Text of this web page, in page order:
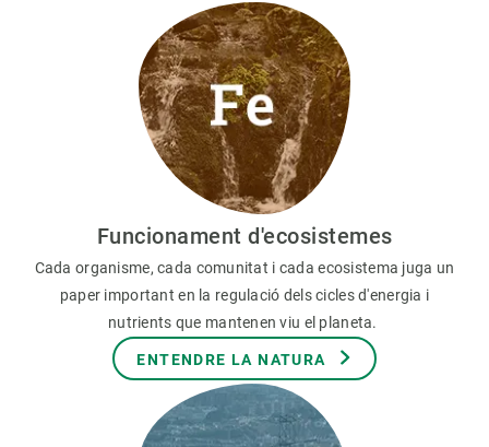
Funcionament d'ecosistemes
Cada organisme, cada comunitat i cada ecosistema juga un
paper important en la regulació dels cicles d'energia i
nutrients que mantenen viu el planeta.
ENTENDRE LA NATURA